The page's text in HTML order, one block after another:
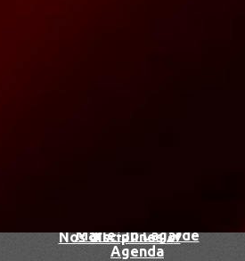
Marie-Jo Lagarde
Agenda
Nos disciplines▴▾